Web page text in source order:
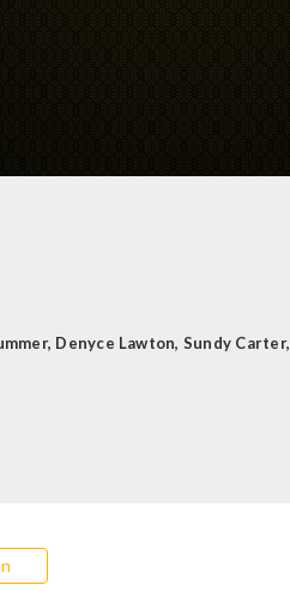
, Denyce Lawton, Sundy Carter,